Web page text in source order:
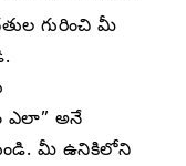
గురించి మీ
ఎలా” అనే
మీ ఉనికిలోని